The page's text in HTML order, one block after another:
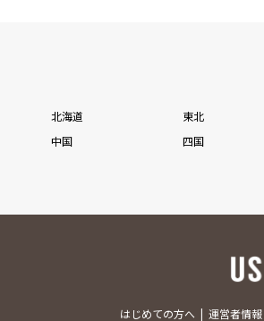
北海道
東北
中国
四国
はじめての方へ 運営者情報